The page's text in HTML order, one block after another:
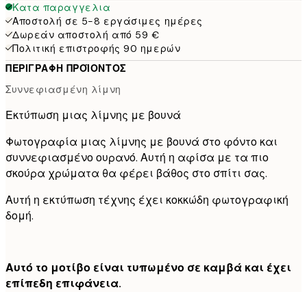
Κατα παραγγελια
Αποστολή σε 5-8 εργάσιμες ημέρες
Δωρεάν αποστολή από 59 €
Πολιτική επιστροφής 90 ημερών
ΠΕΡΙΓΡΑΦΉ ΠΡΟΪΌΝΤΟΣ
Συννεφιασμένη λίμνη
Εκτύπωση μιας λίμνης με βουνά
Φωτογραφία μιας λίμνης με βουνά στο φόντο και
συννεφιασμένο ουρανό. Αυτή η αφίσα με τα πιο
σκούρα χρώματα θα φέρει βάθος στο σπίτι σας.
Αυτή η εκτύπωση τέχνης έχει κοκκώδη φωτογραφική
δομή.
Αυτό το μοτίβο είναι τυπωμένο σε καμβά και έχει
επίπεδη επιφάνεια.